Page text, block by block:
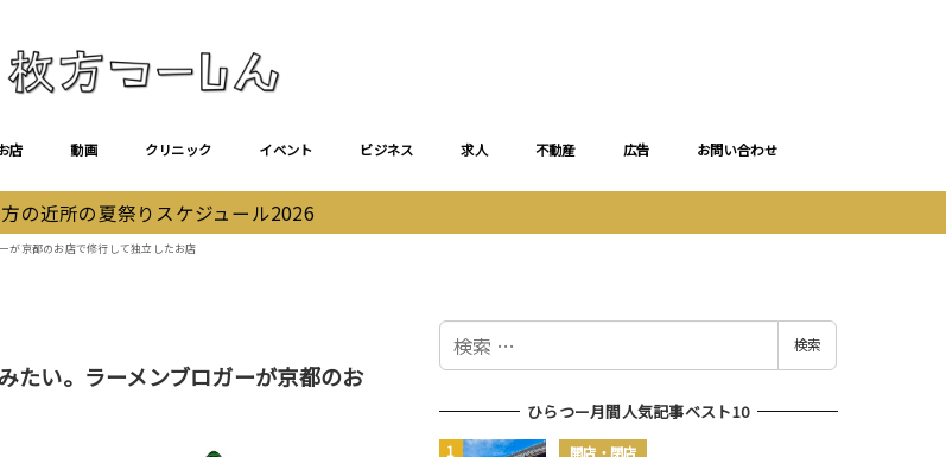
店 動画 クリニック イベント ビジネス 求人 不動産 広告 お問い合わせ
の近所の夏祭りスケジュール2026
が京都のお店で修行して独立したお店
たい。ラーメンブロガーが京都のお
検
検索
ひらつー月間人気記事ベスト10
開店・閉店